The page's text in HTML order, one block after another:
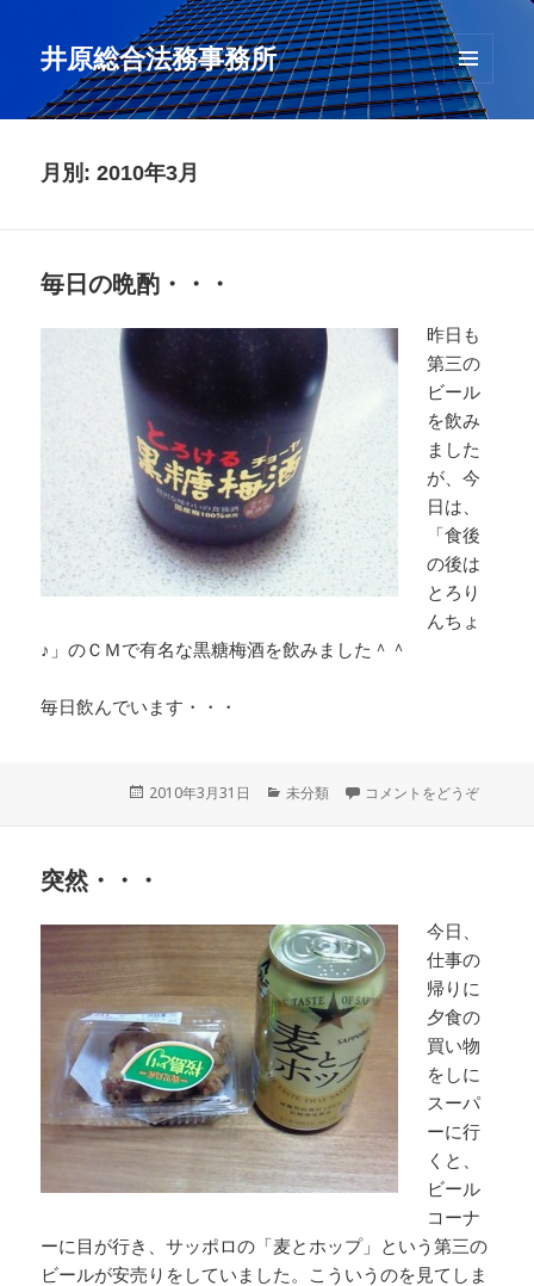
井原総合法務事務所
メニュ
ーとウ
月別: 2010年3月
毎日の晩酌・・・
昨日も
第三の
ビール
を飲み
ました
が、今
日は、
「食後
の後は
とろり
んちょ
♪」のＣＭで有名な黒糖梅酒を飲みました＾＾
毎日飲んでいます・・・
投
2010年3月31日
カ
未分類 コメントをどうぞ
突然・・・
今日、
仕事の
帰りに
夕食の
買い物
をしに
スーパ
ーに行
くと、
ビール
コーナ
ーに目が行き、サッポロの「麦とホップ」という第三の
ビールが安売りをしていました。こういうのを見てしま